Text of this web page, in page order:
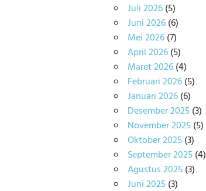
Juli 2026(5)
Juni 2026(6)
Mei 2026(7)
April 2026(5)
Maret 2026(4)
Februari 2026(5)
Januari 2026(6)
Desember 2025(3)
November 2025(5)
Oktober 2025(3)
September 2025(4)
Agustus 2025(3)
Juni 2025(3)